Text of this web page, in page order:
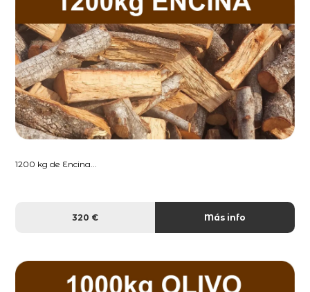
1200 kg de Encina...
320 € Más info